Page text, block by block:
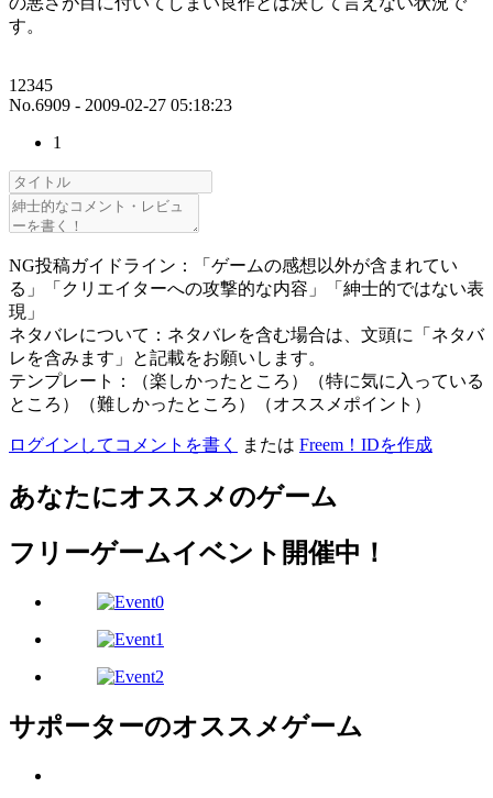
す。
12345
No.6909 - 2009-02-27 05:18:23
1
NG投稿ガイドライン：「ゲームの感想以外が含まれてい
る」「クリエイターへの攻撃的な内容」「紳士的ではない表
現」
ネタバレについて：ネタバレを含む場合は、文頭に「ネタバ
レを含みます」と記載をお願いします。
テンプレート：（楽しかったところ）（特に気に入っている
ところ）（難しかったところ）（オススメポイント）
ログインしてコメントを書く または Freem！IDを作成
あなたにオススメのゲーム
フリーゲームイベント開催中！
サポーターのオススメゲーム